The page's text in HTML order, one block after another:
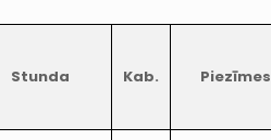
Stunda Kab. Piezīmes